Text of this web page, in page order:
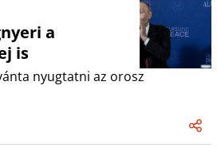
a
is
nyugtatni az orosz